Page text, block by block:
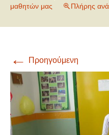
μαθητών μας
Πλήρης
← Προηγούμενη